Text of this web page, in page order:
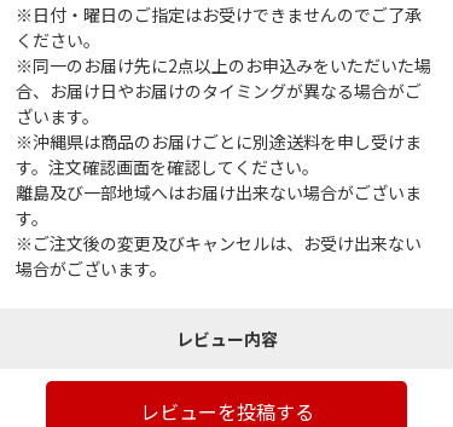
※日付・曜日のご指定はお受けできませんのでご了承
ください。
※同一のお届け先に2点以上のお申込みをいただいた場
合、お届け日やお届けのタイミングが異なる場合がご
ざいます。
※沖縄県は商品のお届けごとに別途送料を申し受けま
す。注文確認画面を確認してください。
離島及び一部地域へはお届け出来ない場合がございま
す。
※ご注文後の変更及びキャンセルは、お受け出来ない
場合がございます。
レビュー内容
レビューを投稿する